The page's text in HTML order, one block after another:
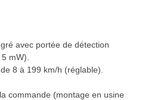
avec portée de détection
mW).
8 à 199 km/h (réglable).
commande (montage en usine